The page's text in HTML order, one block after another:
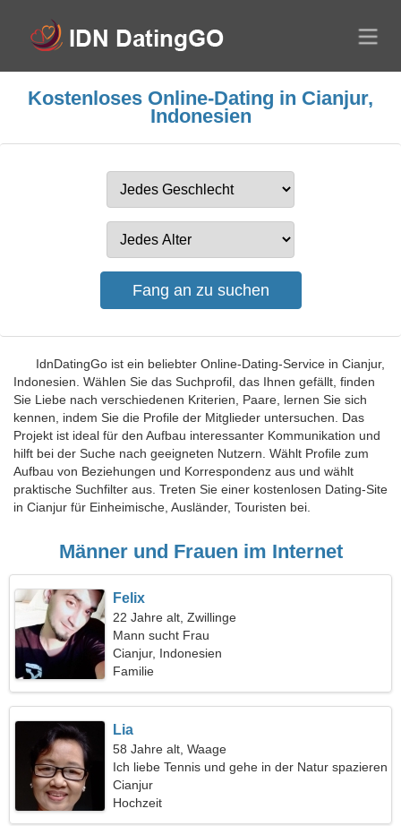
Kostenloses Online-Dating in Cianjur,
Indonesien
IdnDatingGo ist ein beliebter Online-Dating-Service in Cianjur,
Indonesien. Wählen Sie das Suchprofil, das Ihnen gefällt, finden
Sie Liebe nach verschiedenen Kriterien, Paare, lernen Sie sich
kennen, indem Sie die Profile der Mitglieder untersuchen. Das
Projekt ist ideal für den Aufbau interessanter Kommunikation und
hilft bei der Suche nach geeigneten Nutzern. Wählt Profile zum
Aufbau von Beziehungen und Korrespondenz aus und wählt
praktische Suchfilter aus. Treten Sie einer kostenlosen Dating-Site
in Cianjur für Einheimische, Ausländer, Touristen bei.
Männer und Frauen im Internet
Felix
22 Jahre alt, Zwillinge
Mann sucht Frau
Cianjur, Indonesien
Familie
Lia
58 Jahre alt, Waage
Ich liebe Tennis und gehe in der Natur spazieren
Cianjur
Hochzeit